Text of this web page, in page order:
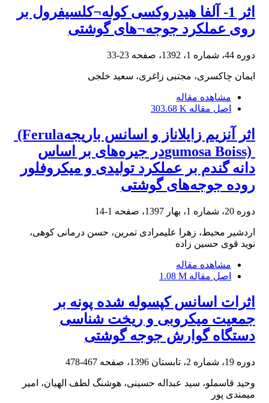
اثر 1- آلفا هیدروکسی کوله¬کلسیفرول بر
روی عملکرد جوجه¬های گوشتی
دوره 44، شماره 1، 1392، صفحه 23-33
ایمان چاکسری، مجتبی زاغری، سعید خلجی
مشاهده مقاله
اصل مقاله 303.68 K
اثر آنزیم زایلاناز و اسانس باریجه‎ (Ferula
gumosa Boiss) ‎در جیره‌های بر اساس
دانه گندم بر عملکرد تولیدی و میکروفلور
روده جوجه‌های گوشتی
دوره 20، شماره 1، بهار 1397، صفحه 1-14
اردشیر محیط، زهرا علیمرادی تمرین، حسن درمانی کوهی،
نوید قوی حسین زاده
مشاهده مقاله
اصل مقاله 1.08 M
اثرات اسانس کپسوله شده پونه بر
جمعیت میکروبی و ریخت شناسی
دستگاه گوارش جوجه گوشتی
دوره 19، شماره 2، تابستان 1396، صفحه 467-478
وحید قاسملو، سید عبداله حسینی، هوشنگ لطف الهیان، امیر
میمندی پور